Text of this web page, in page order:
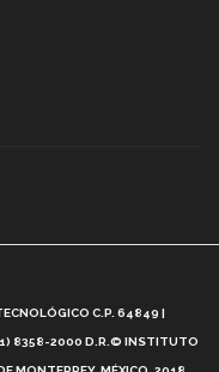
Tec? (video)
C.P. 64849 |
8358-2000 D.R.© INSTITUTO